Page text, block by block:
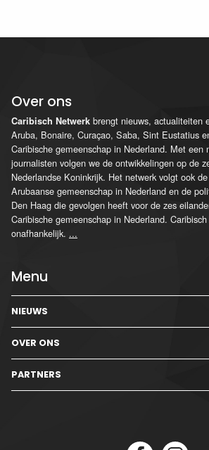
Over ons
Caribisch Netwerk brengt nieuws, actualiteiten
Aruba, Bonaire, Curaçao, Saba, Sint Eustatius
Caribische gemeenschap in Nederland. Met een
journalisten volgen we de ontwikkelingen op de
Nederlandse Koninkrijk. Het netwerk volgt ook
Arubaanse gemeenschap in Nederland en de
Den Haag die gevolgen heeft voor de zes
Caribische gemeenschap in Nederland.
onafhankelijk. ...
Menu
NIEUWS
OVER ONS
PARTNERS